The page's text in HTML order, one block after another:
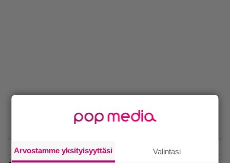
Arvostamme yksityisyyttäsi Valintasi